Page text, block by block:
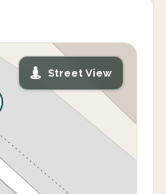
Street View